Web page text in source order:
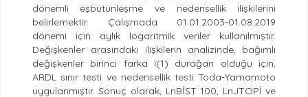
dönemli eşbütünleşme ve nedensellik ilişkilerini
belirlemektir. Çalışmada 01.01.2003-01.08.2019
dönemi için aylık logaritmik veriler kullanılmıştır.
Değişkenler arasındaki ilişkilerin analizinde, bağımlı
değişkenler birinci farka I(1) durağan olduğu için,
ARDL sınır testi ve nedensellik testi Toda-Yamamoto
uygulanmıştır. Sonuç olarak, LnBİST 100, LnJTOPİ ve